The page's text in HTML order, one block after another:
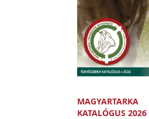
MAGYARTARKA
KATALÓGUS 2026